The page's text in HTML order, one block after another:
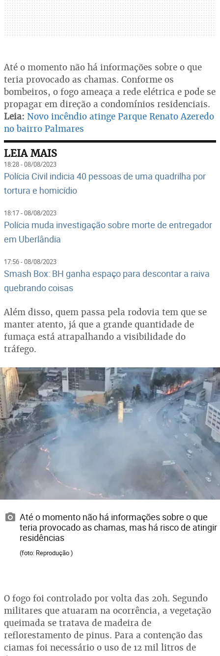
Até o momento não há informações sobre o que
teria provocado as chamas. Conforme os
bombeiros, o fogo ameaça a rede elétrica e pode se
propagar em direção a condomínios residenciais.
Leia: Novo incêndio atinge Parque Renato Azeredo
no bairro Palmares
LEIA MAIS
18:28 - 08/08/2023
Polícia Civil indicia 40 pessoas de uma quadrilha por
tortura e homicídio
18:17 - 08/08/2023
Polícia muda investigação sobre morte de entregador
em Uberlândia
17:56 - 08/08/2023
Smash Box: BH ganha espaço para descontar a raiva
quebrando coisas
Além disso, quem passa pela rodovia tem que se
manter atento, já que a grande quantidade de
fumaça está atrapalhando a visibilidade do
tráfego.
Até o momento não há informações sobre o que
teria provocado as chamas, mas há risco de atingir
residências
(foto: Reprodução )
O fogo foi controlado por volta das 20h. Segundo
militares que atuaram na ocorrência, a vegetação
queimada se tratava de madeira de
reflorestamento de pinus. Para a contenção das
ciamas foi necessário o uso de 12 mil litros de